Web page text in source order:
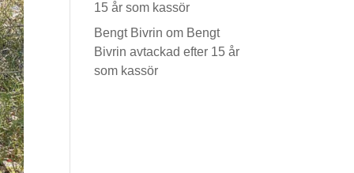
15 år som kassör
Bengt Bivrin om Bengt
Bivrin avtackad efter 15 år
som kassör